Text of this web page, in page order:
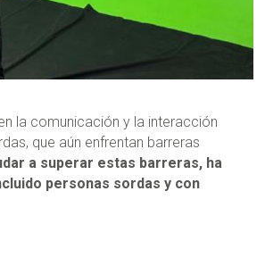
la comunicación y la interacción
que aún enfrentan barreras
a superar estas barreras, ha
personas sordas y con